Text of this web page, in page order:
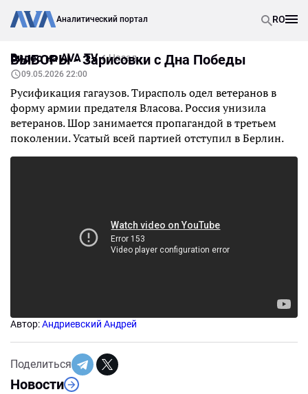
Аналитический портал RO
Видео на AVA TV Назад
Новости
ВЫБОРЫ - Зарисовки с Дна Победы
09.05.2026 22:00
Русификация гагаузов. Тирасполь одел ветеранов в
форму армии предателя Власова. Россия унизила
ветеранов. Шор занимается пропагандой в третьем
поколении. Усатый всей партией отступил в Берлин.
Автор:Андриевский Андрей
Поделиться